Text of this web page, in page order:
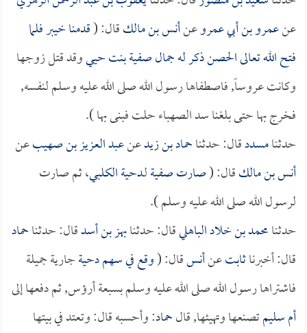
عنعمرو بن أبي عمروعنأنس بن مالكقال: (قدمنا خيبر فلما
فتح الله تعالى الحصن ذكر له جمالصفية بنت حييوقد قتل زوجها
وكانت عروساً, فاصطفاها رسول الله صلى الله عليه وسلم لنفسه,
فخرج بها حتى بلغنا سد الصهباء حلت فبنى بها ).
حدثنامسددقال: حدثناحماد بن زيدعنعبد العزيز بن صهيبعن
أنس بن مالكقال: (صارتصفيةلـدحية الكلبي، ثم صارت
لرسول الله صلى الله عليه وسلم ).
حدثنامحمد بن خلاد الباهليقال: حدثنابهز بن أسدقال: حدثناحماد
قال: أخبرناثابتعنأنسقال: (وقع في سهمدحيةجارية جميلة
فاشتراها رسول الله صلى الله عليه وسلم بسبعة أرؤس, ثم دفعها إلى
أم سليمتصنعها وتهيئها, قالحماد: وأحسبه قال: وتعتد في بيتها